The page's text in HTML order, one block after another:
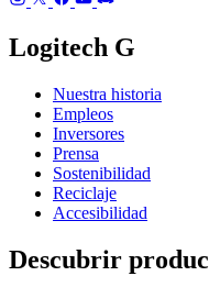
Logitech G
Nuestra historia
Empleos
Inversores
Prensa
Sostenibilidad
Reciclaje
Accesibilidad
Descubrir